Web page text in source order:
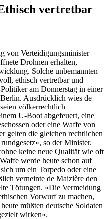
vertretbar
von Verteidigungsminister
Drohnen erhalten,
Solche unbemannten
ethisch vertretbar und
am Donnerstag in einer
Ausdrücklich wies de
völkerrechtlich
U-Boot abgefeuert, eine
oder eine Waffe von
gelten die gleichen rechtlichen
so der Minister.
keine neue Qualität wie oft
werde heute schon auf
um ein Torpedo oder eine
verneinte de Maizière den
Tötungen. »Die Vermeidung
Vorwurf zu machen,
müßten deutsche Soldaten
wirken«.